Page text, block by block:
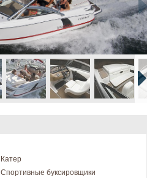
Катер
Спортивные буксировщики